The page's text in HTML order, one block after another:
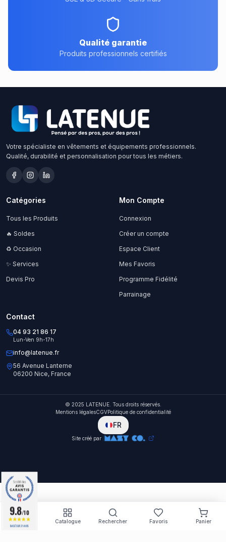
Qualité garantie
Produits professionnels certifiés
Votre spécialiste en vêtements et équipements professionnels.
Qualité, durabilité et personnalisation pour tous les métiers.
Catégories
Tous les Produits
🔥 Soldes
♻️ Occasion
✨ Services
Devis Pro
Mon Compte
Connexion
Créer un compte
Espace Client
Mes Favoris
Programme Fidélité
Parrainage
Contact
04 93 21 86 17
Lun-Ven 9h-17h
info@latenue.fr
56 Avenue Lanterne
06200 Nice, France
© 2025 LATENUE. Tous droits réservés.
Mentions légalesCGVPolitique de confidentialité
FR
Site créé par
Accueil Catalogue Rechercher Favoris Panier
9.8/10
BASÉ SUR 21 AVIS
9.8/10
BASÉ SUR 21 AVIS